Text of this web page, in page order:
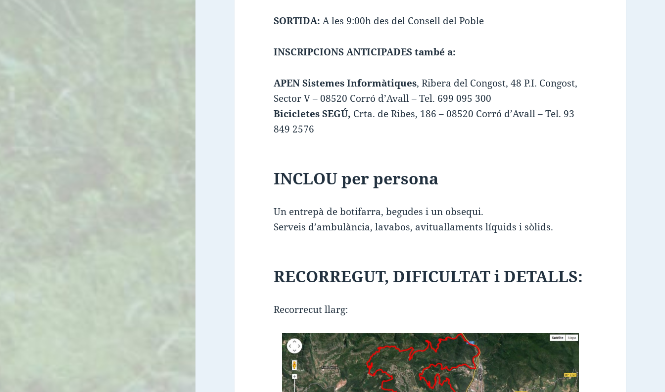
SORTIDA: A les 9:00h des del Consell del Poble
INSCRIPCIONS ANTICIPADES també a:
APEN Sistemes Informàtiques, Ribera del Congost, 48 P.I. Congost,
Sector V – 08520 Corró d’Avall – Tel. 699 095 300
Bicicletes SEGÚ, Crta. de Ribes, 186 – 08520 Corró d’Avall – Tel. 93
849 2576
INCLOU per persona
Un entrepà de botifarra, begudes i un obsequi.
Serveis d’ambulància, lavabos, avituallaments líquids i sòlids.
RECORREGUT, DIFICULTAT i DETALLS:
Recorrecut llarg: